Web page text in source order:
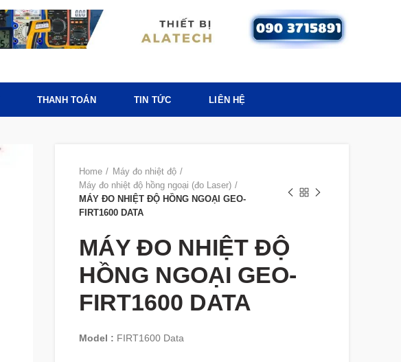
THANH TOÁN TIN TỨC LIÊN HỆ
Home
Máy đo nhiệt độ
Máy đo nhiệt độ hồng ngoại (đo Laser)
MÁY ĐO NHIỆT ĐỘ HỒNG NGOẠI GEO-
FIRT1600 DATA
MÁY ĐO NHIỆT ĐỘ
HỒNG NGOẠI GEO-
FIRT1600 DATA
Model : FIRT1600 Data